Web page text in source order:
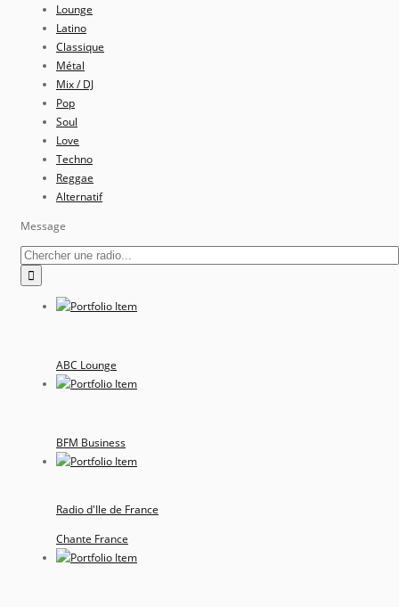
Lounge
Latino
Classique
Métal
Mix / DJ
Pop
Soul
Love
Techno
Reggae
Alternatif
Message
ABC Lounge
BFM Business
Radio d'Ile de France
Chante France